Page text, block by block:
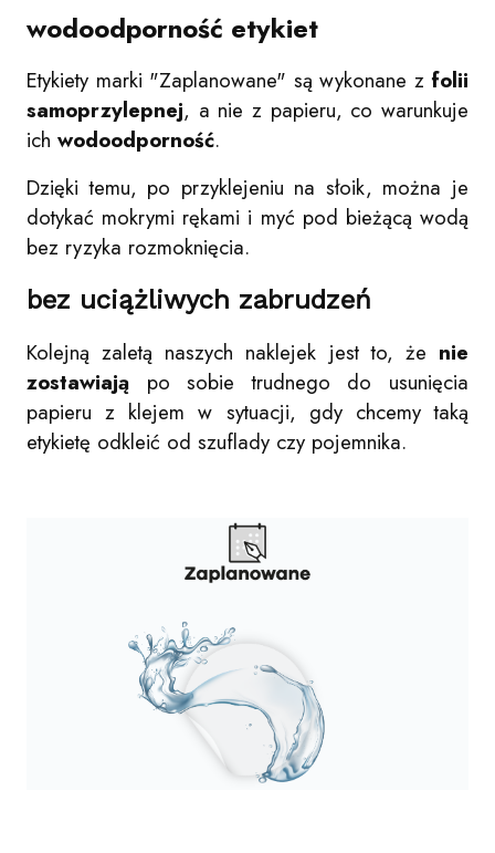
wodoodporność etykiet
Etykiety marki "Zaplanowane" są wykonane z folii
samoprzylepnej, a nie z papieru, co warunkuje
ich wodoodporność.
Dzięki temu, po przyklejeniu na słoik, można je
dotykać mokrymi rękami i myć pod bieżącą wodą
bez ryzyka rozmoknięcia.
bez uciążliwych zabrudzeń
Kolejną zaletą naszych naklejek jest to, że nie
zostawiają po sobie trudnego do usunięcia
papieru z klejem w sytuacji, gdy chcemy taką
etykietę odkleić od szuflady czy pojemnika.